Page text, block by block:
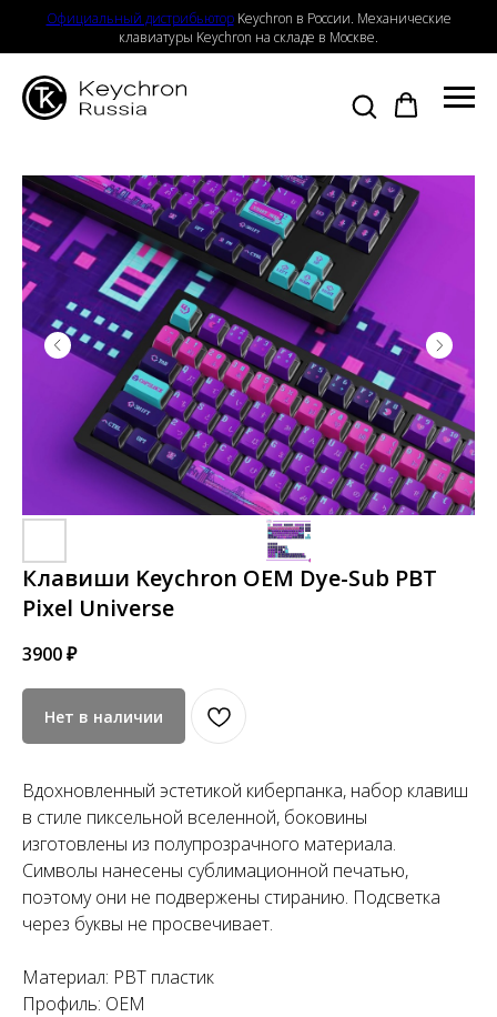
Официальный дистрибьютор Keychron в России. Механические
клавиатуры Keychron на складе в Москве.
Клавиши Keychron OEM Dye-Sub PBT
Pixel Universe
3900₽
Нет в наличии
Вдохновленный эстетикой киберпанка, набор клавиш
в стиле пиксельной вселенной, боковины
изготовлены из полупрозрачного материала.
Символы нанесены сублимационной печатью,
поэтому они не подвержены стиранию. Подсветка
через буквы не просвечивает.
Материал: PBT пластик
Профиль: OEM